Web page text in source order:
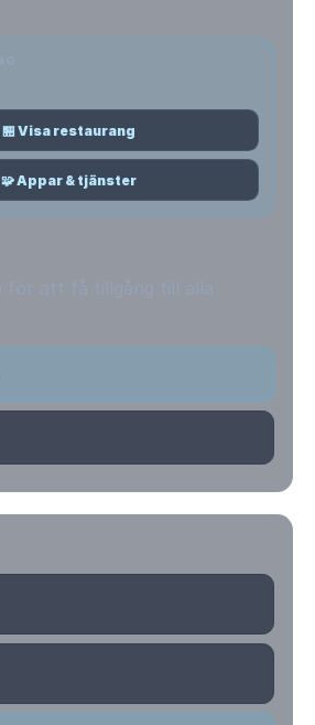
🏪 Visa restaurang
🧩 Appar & tjänster